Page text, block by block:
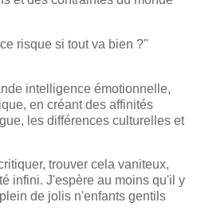
risque si tout va bien ?"
intelligence émotionnelle,
en créant des affinités
les différences culturelles et
trouver cela vaniteux,
infini. J'espère au moins qu'il y
de jolis n'enfants gentils